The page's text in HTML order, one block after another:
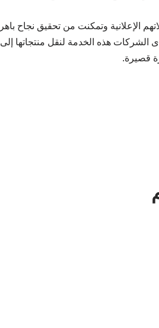
الإعلانية وتمكنت من تحقيق نجاح باهر
هذه الخدمة لنقل منتجاتها إلى